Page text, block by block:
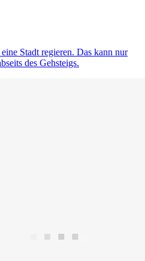
Stadt regieren. Das kann nur
des Gehsteigs.